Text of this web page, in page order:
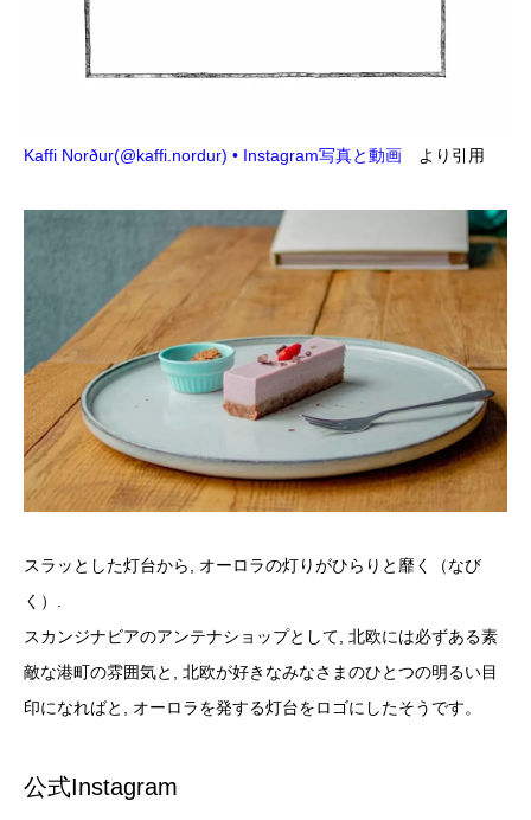
Kaffi Norður(@kaffi.nordur) • Instagram写真と動画 より引用
スラッとした灯台から, オーロラの灯りがひらりと靡く（なび
く）.
スカンジナビアのアンテナショップとして, 北欧には必ずある素
敵な港町の雰囲気と, 北欧が好きなみなさまのひとつの明るい目
印になればと, オーロラを発する灯台をロゴにしたそうです。
公式Instagram